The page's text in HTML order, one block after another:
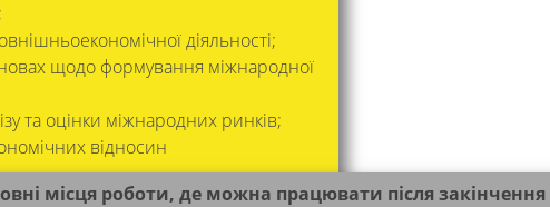
діяльності;
щодо формування міжнародної
та оцінки міжнародних ринків;
відносин
місця роботи, де можна працювати після закінчення